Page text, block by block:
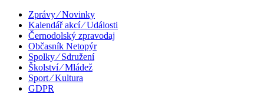
Zprávy ⁄ Novinky
Kalendář akcí ⁄ Události
Černodolský zpravodaj
Občasník Netopýr
Spolky ⁄ Sdružení
Školství ⁄ Mládež
Sport ⁄ Kultura
GDPR